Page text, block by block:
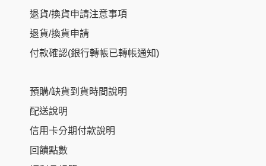
退貨/換貨申請注意事項
退貨/換貨申請
付款確認(銀行轉帳已轉帳通知)
預購/缺貨到貨時間說明
配送說明
信用卡分期付款說明
回饋點數